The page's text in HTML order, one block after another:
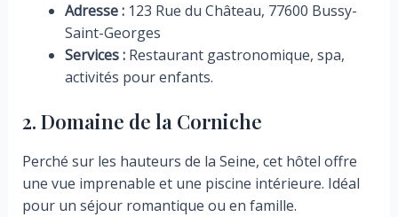
Adresse :123 Rue du Château, 77600 Bussy-
Saint-Georges
Services :Restaurant gastronomique, spa,
activités pour enfants.
2. Domaine de la Corniche
Perché sur les hauteurs de la Seine, cet hôtel offre
une vue imprenable et une piscine intérieure. Idéal
pour un séjour romantique ou en famille.